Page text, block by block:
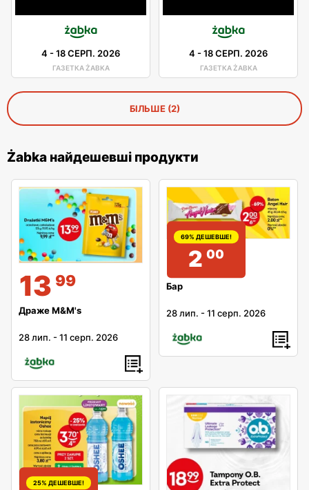
4 -18 СЕРП. 2026
ГАЗЕТКА ŻABKA
4 -18 СЕРП. 2026
ГАЗЕТКА ŻABKA
БІЛЬШЕ (2)
Żabka найдешевші продукти
13 99
Драже M&M's
28 лип. -11 серп. 2026
69% ДЕШЕВШЕ!
2 00
Бар
28 лип. -11 серп. 2026
25% ДЕШЕВШЕ!